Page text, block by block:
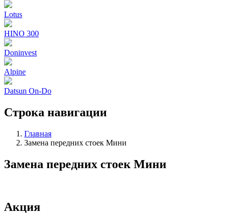
Lotus
HINO 300
Doninvest
Alpine
Datsun On-Do
Строка навигации
Главная
Замена передних стоек Мини
Замена передних стоек Мини
Акция